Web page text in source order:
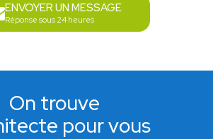
ENVOYER UN MESSAGE
Réponse sous 24 heures
On trouve
pour vous